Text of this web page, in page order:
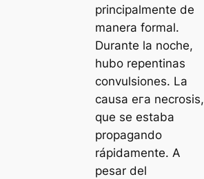
principalmente de
manera formal.
Durante la noche,
hubo repentinas
convulsiones. La
causa eга necrosis,
que se estaba
propagando
rápidamente. A
pesar del